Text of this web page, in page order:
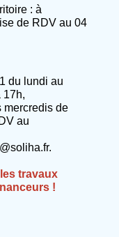
: à
de RDV au 04
du lundi au
17h,
mercredis de
au
travaux
!